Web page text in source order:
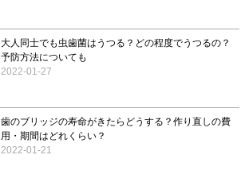
大人同士でも虫歯菌はうつる？どの程度でうつるの？
予防方法についても
2022-01-27
歯のブリッジの寿命がきたらどうする？作り直しの費
用・期間はどれくらい？
2022-01-21